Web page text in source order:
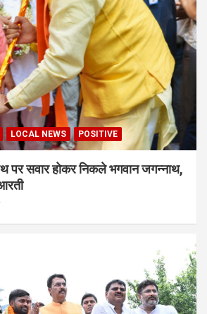
LOCAL NEWS POSITIVE
पर सवार होकर निकले भगवान जगन्नाथ,